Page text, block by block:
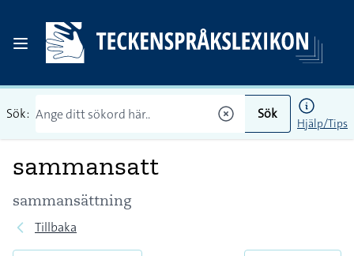
Sök: Sök
Hjälp/Tips
sammansatt
sammansättning
Tillbaka